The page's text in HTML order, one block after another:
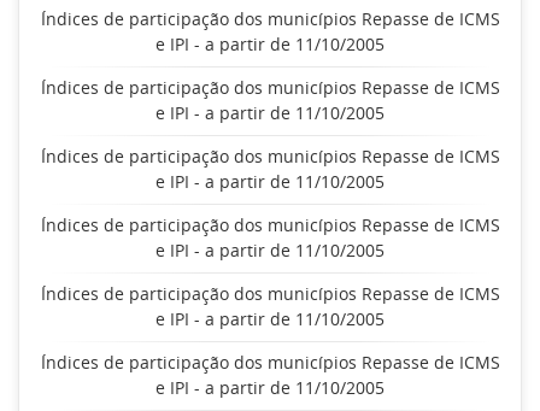
Índices de participação dos municípios Repasse de ICMS
e IPI - a partir de 11/10/2005
Índices de participação dos municípios Repasse de ICMS
e IPI - a partir de 11/10/2005
Índices de participação dos municípios Repasse de ICMS
e IPI - a partir de 11/10/2005
Índices de participação dos municípios Repasse de ICMS
e IPI - a partir de 11/10/2005
Índices de participação dos municípios Repasse de ICMS
e IPI - a partir de 11/10/2005
Índices de participação dos municípios Repasse de ICMS
e IPI - a partir de 11/10/2005